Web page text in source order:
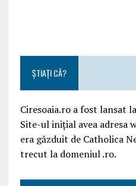
ȘTIAȚI CĂ?
Ciresoaia.ro a fost lansat
Site-ul inițial avea adresa
era găzduit de Catholica
trecut la domeniul .ro.